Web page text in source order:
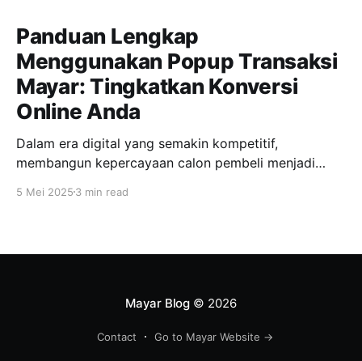
Panduan Lengkap
Menggunakan Popup Transaksi
Mayar: Tingkatkan Konversi
Online Anda
Dalam era digital yang semakin kompetitif,
membangun kepercayaan calon pembeli menjadi
Salah satu fitur inovatif yang ditawarkan Mayar untuk
secara real-time di halaman produk maupun
5 Mei 2025 3 min read
Mayar Blog© 2026
Contact Go to Mayar Website →